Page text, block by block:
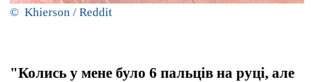
© Khierson / Reddit
"Колись у мене було 6 пальців на руці, але